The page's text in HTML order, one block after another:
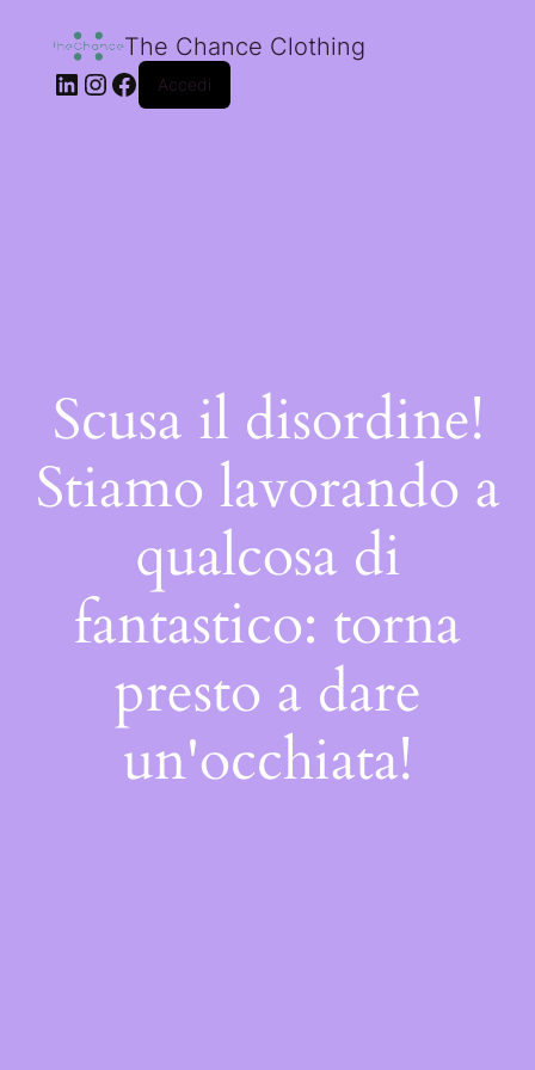
The Chance Clothing
Accedi
Scusa il disordine!
Stiamo lavorando a
qualcosa di
fantastico: torna
presto a dare
un'occhiata!